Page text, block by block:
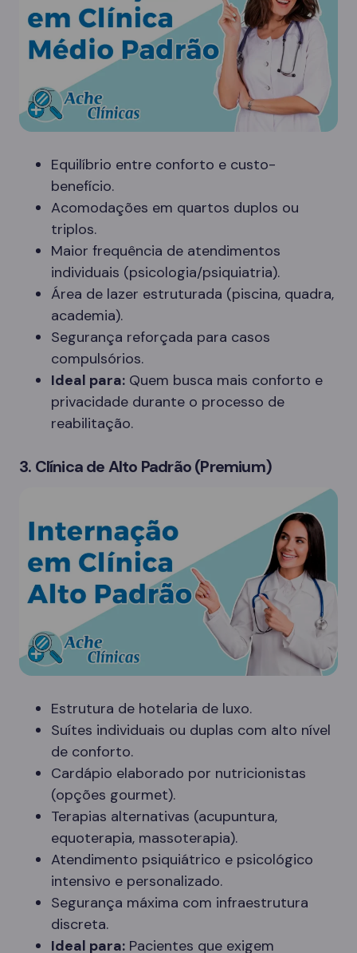
Equilíbrio entre conforto e custo-
benefício.
Acomodações em quartos duplos ou
triplos.
Maior frequência de atendimentos
individuais (psicologia/psiquiatria).
Área de lazer estruturada (piscina, quadra,
academia).
Segurança reforçada para casos
compulsórios.
Ideal para: Quem busca mais conforto e
privacidade durante o processo de
reabilitação.
3. Clínica de Alto Padrão (Premium)
Estrutura de hotelaria de luxo.
Suítes individuais ou duplas com alto nível
de conforto.
Cardápio elaborado por nutricionistas
(opções gourmet).
Terapias alternativas (acupuntura,
equoterapia, massoterapia).
Atendimento psiquiátrico e psicológico
intensivo e personalizado.
Segurança máxima com infraestrutura
discreta.
Ideal para: Pacientes que exigem